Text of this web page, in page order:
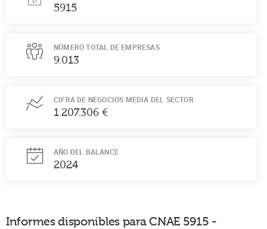
5915
NÚMERO TOTAL DE EMPRESAS
9.013
CIFRA DE NEGOCIOS MEDIA DEL SECTOR
1.207.306 €
AÑO DEL BALANCE
2024
Informes disponibles para CNAE 5915 -